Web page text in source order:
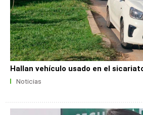
Hallan vehículo usado en el
Noticias